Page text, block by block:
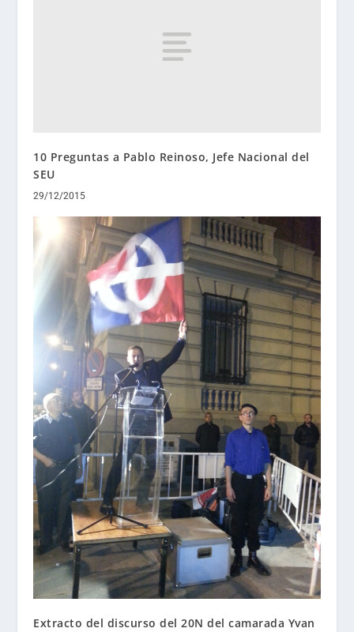
10 Preguntas a Pablo Reinoso, Jefe Nacional del
SEU
29/12/2015
Extracto del discurso del 20N del camarada Yvan